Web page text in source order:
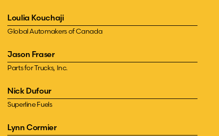
Loulia Kouchaji
Global Automakers of Canada
Jason Fraser
Parts for Trucks, Inc.
Nick Dufour
Superline Fuels
Lynn Cormier